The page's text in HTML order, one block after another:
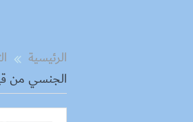
الرئيسية
الجنسي من